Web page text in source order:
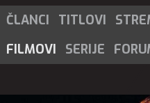
ČLANCI TITLOVI
FILMOVI
SERIJE